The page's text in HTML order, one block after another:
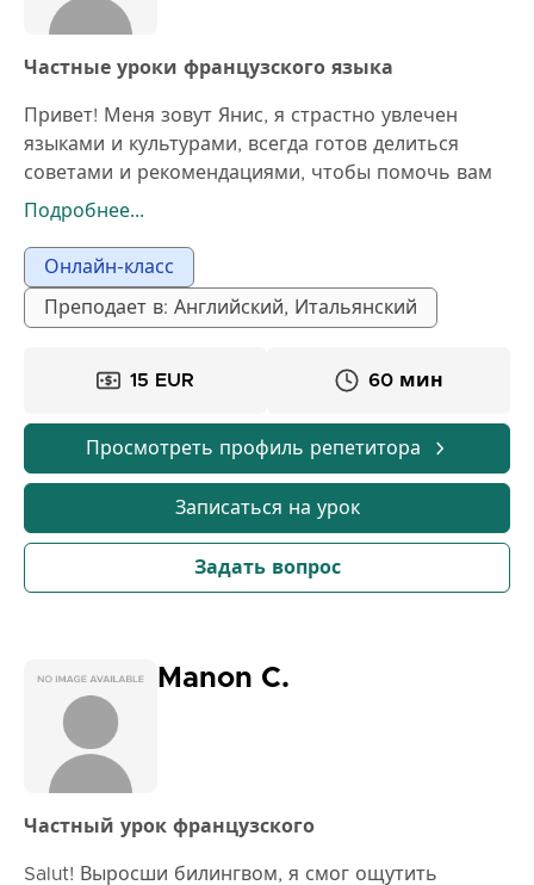
Частные уроки французского языка
Привет! Меня зовут Янис, я страстно увлечен
языками и культурами, всегда готов делиться
советами и рекомендациями, чтобы помочь вам
изучать французский естественным и приятным
уверенно прогрессировать.
Подробнее...
Онлайн-класс
Преподает в: Английский, Итальянский
15 EUR 60 мин
Просмотреть профиль репетитора
Записаться на урок
Задать вопрос
Manon C.
Частный урок французского
Salut! Выросши билингвом, я смог ощутить